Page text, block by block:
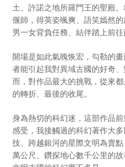
土、許諾之地所羅門王的聖殿
偃師，得英姿颯爽、語笑嫣然
男一女背負任務、結伴踏上前往
開場是如此氣魄恢宏，勾勒的
者能引起我對異域古國的好奇
而，對作品最大的挑戰，從來
的轉折、最後的收尾。
身為熱切的科幻迷，這部作品
感受，我接觸過的科幻著作大
技、跨越銀河的星際文明為賣
萬公尺、鑽探地心數千公里的